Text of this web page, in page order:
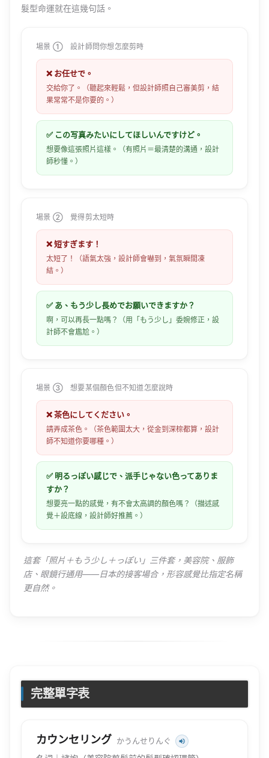
髮型命運就在這幾句話。
場景 ① 設計師問你想怎麼剪時
❌ お任せで。
交給你了。（聽起來輕鬆，但設計師照自己審美剪，結
果常常不是你要的。）
✅ この写真みたいにしてほしいんですけど。
想要像這張照片這樣。（有照片＝最清楚的溝通，設計
師秒懂。）
場景 ② 覺得剪太短時
❌ 短すぎます！
太短了！（語氣太強，設計師會嚇到，氣氛瞬間凍
結。）
✅ あ、もう少し長めでお願いできますか？
啊，可以再長一點嗎？（用「もう少し」委婉修正，設
計師不會尷尬。）
場景 ③ 想要某個顏色但不知道怎麼說時
❌ 茶色にしてください。
請弄成茶色。（茶色範圍太大，從金到深棕都算，設計
師不知道你要哪種。）
✅ 明るっぽい感じで、派手じゃない色ってありま
すか？
想要亮一點的感覺，有不會太高調的顏色嗎？（描述感
覺＋設底線，設計師好推薦。）
這套「照片＋もう少し＋っぽい」三件套，美容院、服飾
店、眼鏡行通用——日本的接客場合，形容感覺比指定名稱
更自然。
完整單字表
カウンセリング かうんせりんぐ